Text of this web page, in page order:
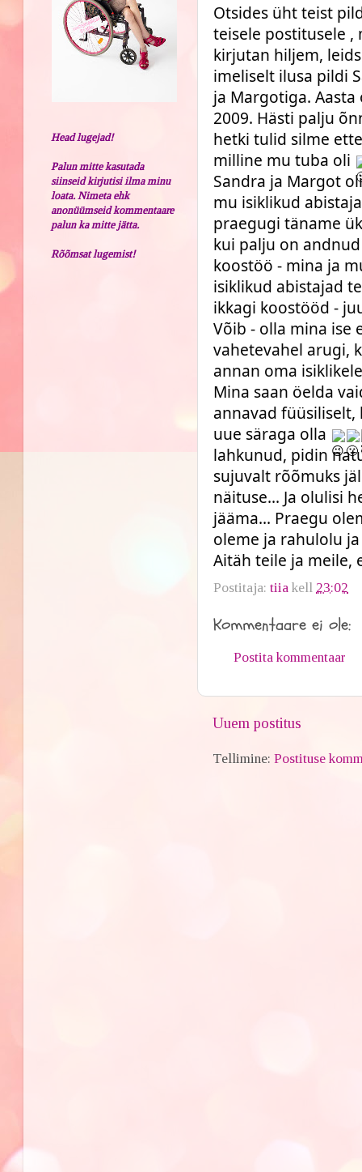
Otsides üht teist
teisele postitusele ,
kirjutan hiljem,
imeliselt ilusa pildi
ja Margotiga. Aasta
2009. Hästi palju
hetki tulid silme
milline mu tuba oli
Sandra ja Margot
mu isiklikud
praegugi täname
kui palju on
koostöö - mina ja
isiklikud abistajad
ikkagi koostööd -
Võib - olla mina ise
vahetevahel arugi,
annan oma
Mina saan öelda
annavad füüsiliselt,
uue säraga olla
lahkunud, pidin
sujuvalt rõõmuks
näituse... Ja olulisi
jääma... Praegu
oleme ja rahulolu
Aitäh teile ja meile,
Postitaja:tiia kell 23:02
Kommentaare ei ole:
Postita kommentaar
Uuem postitus
Tellimine:Postituse
Head lugejad!
Palun mitte kasutada
siinseid kirjutisi ilma minu
loata. Nimeta ehk
anonüümseid kommentaare
palun ka mitte jätta.
Rõõmsat lugemist!